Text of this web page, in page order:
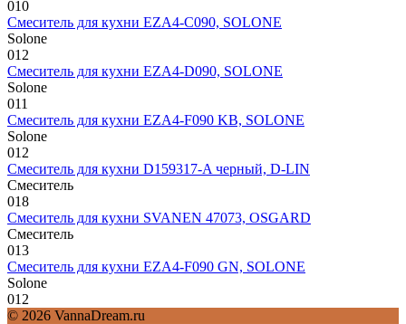
010
Смеситель для кухни EZA4-C090, SOLONE
Solone
012
Смеситель для кухни EZA4-D090, SOLONE
Solone
011
Смеситель для кухни EZA4-F090 KB, SOLONE
Solone
012
Смеситель для кухни D159317-A черный, D-LIN
Смеситель
018
Смеситель для кухни SVANEN 47073, OSGARD
Смеситель
013
Смеситель для кухни EZA4-F090 GN, SOLONE
Solone
012
© 2026 VannaDream.ru